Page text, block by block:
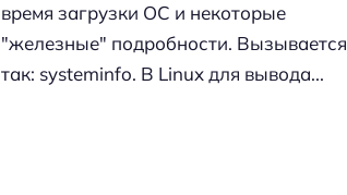
время загрузки ОС и некоторые
"железные" подробности. Вызывается
так: systeminfo. В Linux для вывода...